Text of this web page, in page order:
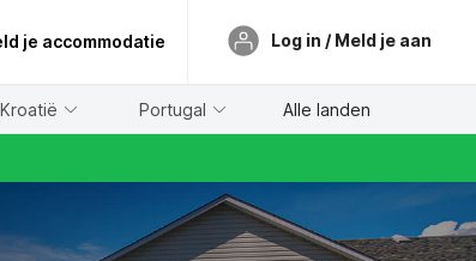
je accommodatie Log in / Meld je aan
Kroatië Portugal Alle landen